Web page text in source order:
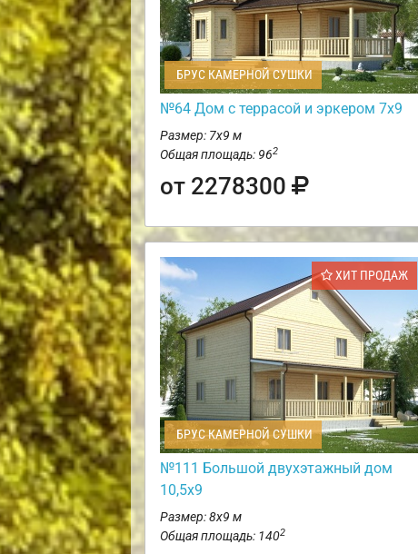
БРУС КАМЕРНОЙ СУШКИ
№64 Дом с террасой и эркером 7х9
Размер: 7х9 м
Общая площадь: 962
от 2278300
ХИТ ПРОДАЖ
БРУС КАМЕРНОЙ СУШКИ
№111 Большой двухэтажный дом
10,5х9
Размер: 8х9 м
Общая площадь: 1402